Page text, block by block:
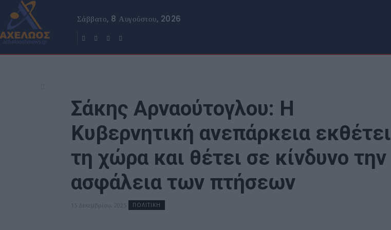
Σάββατο, 8 Αυγούστου, 2026
Σάκης Αρναούτογλου: Η
Κυβερνητική ανεπάρκεια εκθέτει
τη χώρα και θέτει σε κίνδυνο την
ασφάλεια των πτήσεων
15 Δεκεμβρίου, 2025 ΠΟΛΙΤΙΚΗ